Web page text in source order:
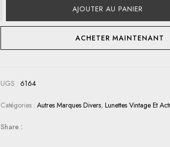
AJOUTER AU PANIER
ACHETER MAINTENANT
UGS :6164
Catégories :Autres Marques Divers,Lunettes Vintage Et
Share :